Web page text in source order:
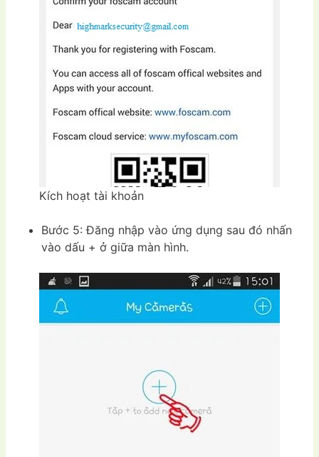
Kích hoạt tài khoản
Bước 5: Đăng nhập vào ứng dụng sau đó nhấn
vào dấu + ở giữa màn hình.